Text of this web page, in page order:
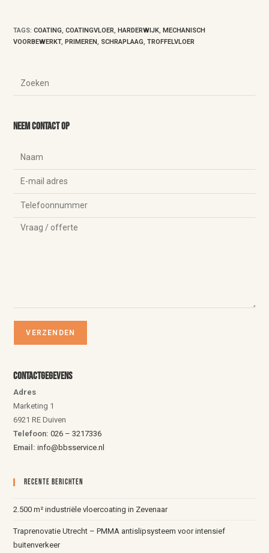
TAGS:COATING, COATINGVLOER, HARDERWIJK, MECHANISCH
VOORBEWERKT, PRIMEREN, SCHRAPLAAG, TROFFELVLOER
Neem contact op
Contactgegevens
Adres
Marketing 1
6921 RE Duiven
Telefoon:026 – 3217336
Email: info@bbsservice.nl
Recente Berichten
2.500 m² industriële vloercoating in Zevenaar
Traprenovatie Utrecht – PMMA antislipsysteem voor intensief
buitenverkeer